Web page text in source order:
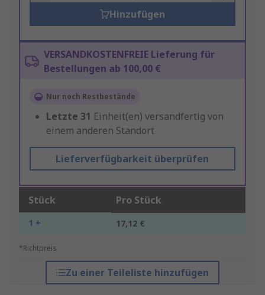
Hinzufügen
VERSANDKOSTENFREIE Lieferung für
Bestellungen ab 100,00 €
Nur noch Restbestände
Letzte 31 Einheit(en) versandfertig von
einem anderen Standort
Lieferverfügbarkeit überprüfen
Stück Pro Stück
1 + 17,12 €
*Richtpreis
Zu einer Teileliste hinzufügen